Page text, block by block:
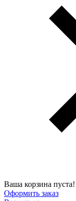
Ваша корзина пуста!
Оформить заказ